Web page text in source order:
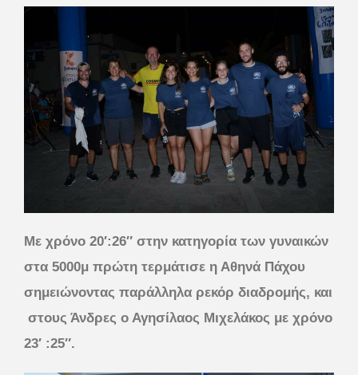
Με χρόνο 20′:26″ στην κατηγορία των γυναικών
στα 5000μ πρώτη τερμάτισε η Αθηνά Πάχου
σημειώνοντας παράλληλα ρεκόρ διαδρομής, και
στους Άνδρες ο Αγησίλαος Μιχελάκος με χρόνο
23′ :25″.